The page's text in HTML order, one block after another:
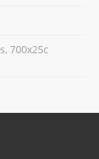
700x25c